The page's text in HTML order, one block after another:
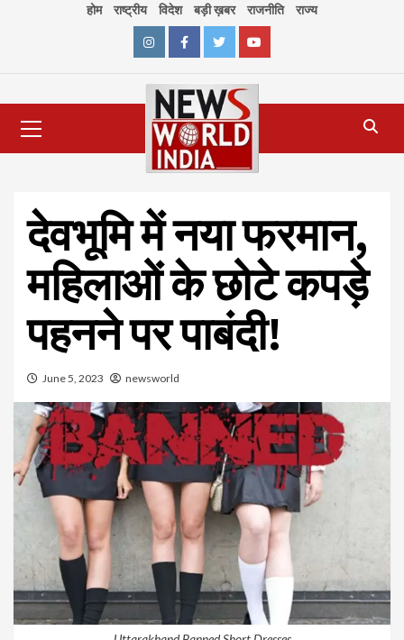
होम राष्ट्रीय विदेश बड़ी ख़बर राजनीति राज्य
InstagramFacebookTwitterYoutube
Menu
देवभूमि में नया फरमान,
महिलाओं के छोटे कपड़े
पहनने पर पाबंदी!
June 5, 2023 newsworld